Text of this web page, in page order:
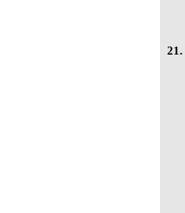
21.